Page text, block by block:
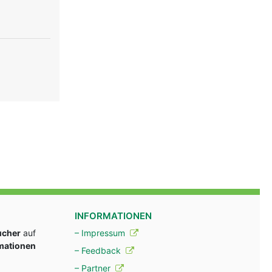
auf
INFORMATIONEN
– Impressum
– Feedback
– Partner